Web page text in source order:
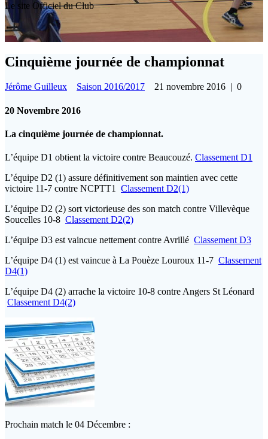
Le site Officiel du Club
Cinquième journée de championnat
Jérôme Guilleux Saison 2016/2017 21 novembre 2016 | 0
20 Novembre 2016
La cinquième journée de championnat.
L’équipe D1 obtient la victoire contre Beaucouzé. Classement D1
L’équipe D2 (1) assure définitivement son maintien avec cette
victoire 11-7 contre NCPTT1 Classement D2(1)
L’équipe D2 (2) sort victorieuse des son match contre Villevèque
Soucelles 10-8 Classement D2(2)
L’équipe D3 est vaincue nettement contre Avrillé Classement D3
L’équipe D4 (1) est vaincue à La Pouèze Louroux 11-7 Classement
D4(1)
L’équipe D4 (2) arrache la victoire 10-8 contre Angers St Léonard
Classement D4(2)
Prochain match le 04 Décembre :